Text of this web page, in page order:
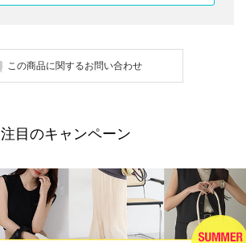
この商品に関するお問い合わせ
注目のキャンペーン